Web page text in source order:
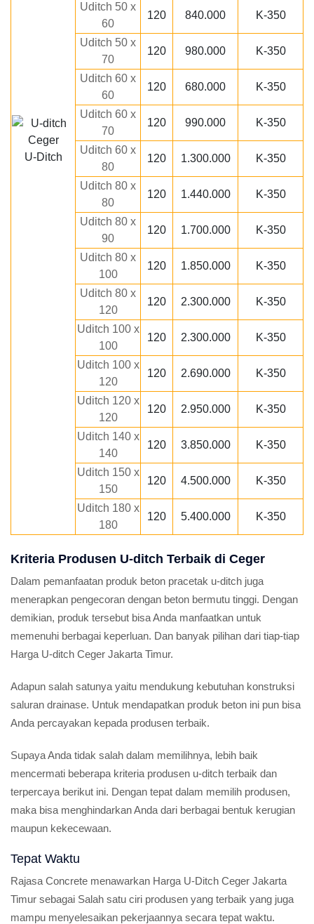
U-Ditch
Uditch 50 x
60
120 840.000 K-350
Uditch 50 x
70
120 980.000 K-350
Uditch 60 x
60
120 680.000 K-350
Uditch 60 x
70
120 990.000 K-350
Uditch 60 x
80
120 1.300.000 K-350
Uditch 80 x
80
120 1.440.000 K-350
Uditch 80 x
90
120 1.700.000 K-350
Uditch 80 x
100
120 1.850.000 K-350
Uditch 80 x
120
120 2.300.000 K-350
Uditch 100 x
100
120 2.300.000 K-350
Uditch 100 x
120
120 2.690.000 K-350
Uditch 120 x
120
120 2.950.000 K-350
Uditch 140 x
140
120 3.850.000 K-350
Uditch 150 x
150
120 4.500.000 K-350
Uditch 180 x
180
120 5.400.000 K-350
Kriteria Produsen U-ditch Terbaik di Ceger
Dalam pemanfaatan produk beton pracetak u-ditch juga
menerapkan pengecoran dengan beton bermutu tinggi. Dengan
demikian, produk tersebut bisa Anda manfaatkan untuk
memenuhi berbagai keperluan. Dan banyak pilihan dari tiap-tiap
Harga U-ditch Ceger Jakarta Timur.
Adapun salah satunya yaitu mendukung kebutuhan konstruksi
saluran drainase. Untuk mendapatkan produk beton ini pun bisa
Anda percayakan kepada produsen terbaik.
Supaya Anda tidak salah dalam memilihnya, lebih baik
mencermati beberapa kriteria produsen u-ditch terbaik dan
terpercaya berikut ini. Dengan tepat dalam memilih produsen,
maka bisa menghindarkan Anda dari berbagai bentuk kerugian
maupun kekecewaan.
Tepat Waktu
Rajasa Concrete menawarkan Harga U-Ditch Ceger Jakarta
Timur sebagai Salah satu ciri produsen yang terbaik yang juga
mampu menyelesaikan pekerjaannya secara tepat waktu.